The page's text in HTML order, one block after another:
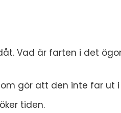
Vad är farten i det
gör att den inte far ut
tiden.